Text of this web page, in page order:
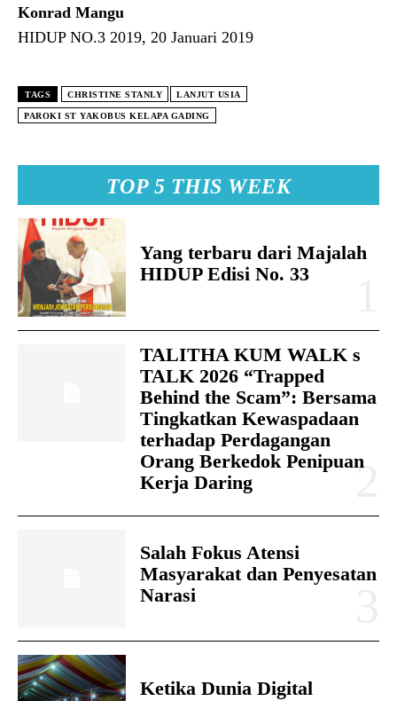
TOP 5 THIS WEEK
Yang terbaru dari Majalah
HIDUP Edisi No. 33
TALITHA KUM WALK s
TALK 2026 “Trapped
Behind the Scam”: Bersama
Tingkatkan Kewaspadaan
terhadap Perdagangan
Orang Berkedok Penipuan
Kerja Daring
Salah Fokus Atensi
Masyarakat dan Penyesatan
Narasi
Ketika Dunia Digital
Konrad Mangu
HIDUP NO.3 2019, 20 Januari 2019
TAGS CHRISTINE STANLY LANJUT USIA
PAROKI ST YAKOBUS KELAPA GADING